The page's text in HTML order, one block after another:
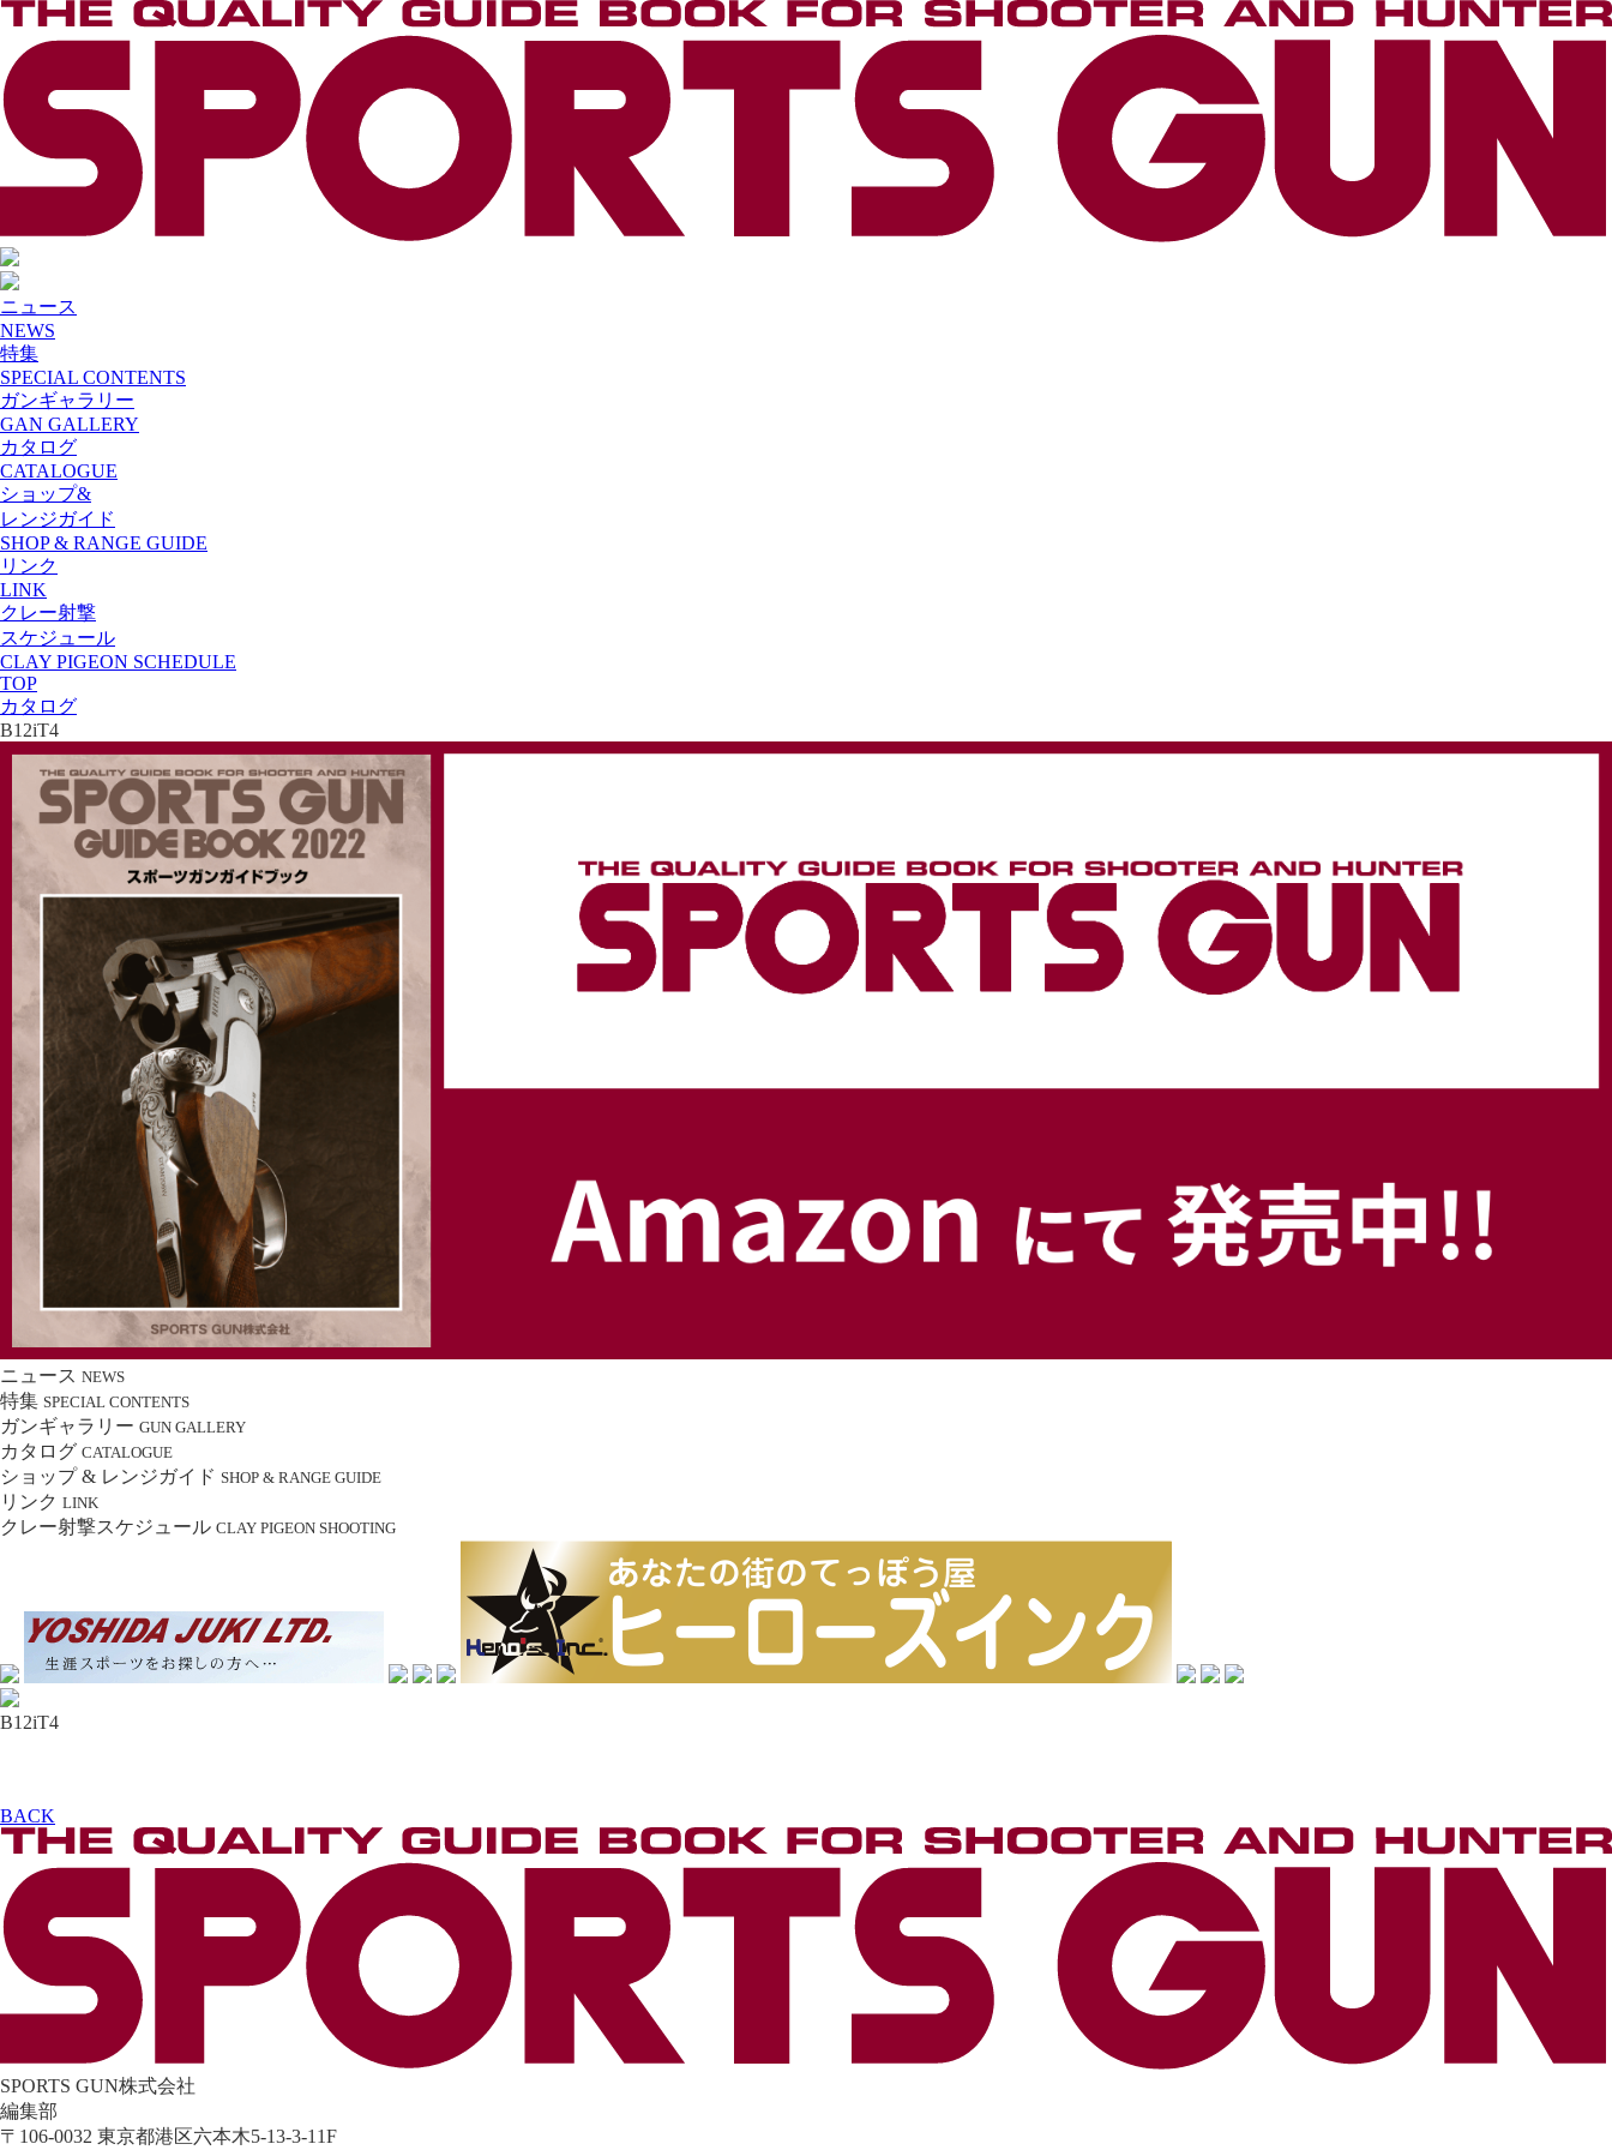
ニュース
NEWS
特集
SPECIAL CONTENTS
ガンギャラリー
GAN GALLERY
カタログ
CATALOGUE
ショップ&
レンジガイド
SHOP & RANGE GUIDE
リンク
LINK
クレー射撃
スケジュール
CLAY PIGEON SCHEDULE
TOP
カタログ
B12iT4
ニュース NEWS
特集 SPECIAL CONTENTS
ガンギャラリー GUN GALLERY
カタログ CATALOGUE
ショップ & レンジガイド SHOP & RANGE GUIDE
リンク LINK
クレー射撃スケジュール CLAY PIGEON SHOOTING
B12iT4
BACK
SPORTS GUN株式会社
編集部
〒106-0032 東京都港区六本木5-13-3-11F